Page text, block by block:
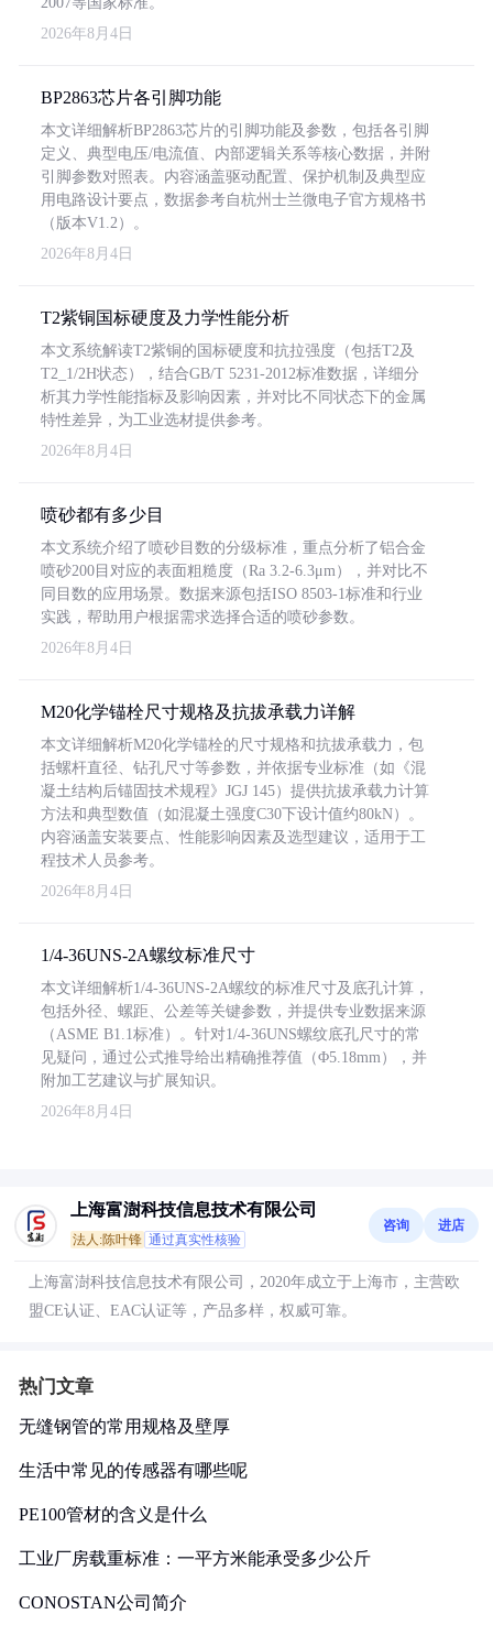
2026年8月4日
BP2863芯片各引脚功能
本文详细解析BP2863芯片的引脚功能及参数，包括各引脚
定义、典型电压/电流值、内部逻辑关系等核心数据，并附
引脚参数对照表。内容涵盖驱动配置、保护机制及典型应
用电路设计要点，数据参考自杭州士兰微电子官方规格书
（版本V1.2）。
2026年8月4日
T2紫铜国标硬度及力学性能分析
本文系统解读T2紫铜的国标硬度和抗拉强度（包括T2及
T2_1/2H状态），结合GB/T 5231-2012标准数据，详细分
析其力学性能指标及影响因素，并对比不同状态下的金属
特性差异，为工业选材提供参考。
2026年8月4日
喷砂都有多少目
本文系统介绍了喷砂目数的分级标准，重点分析了铝合金
喷砂200目对应的表面粗糙度（Ra 3.2-6.3μm），并对比不
同目数的应用场景。数据来源包括ISO 8503-1标准和行业
实践，帮助用户根据需求选择合适的喷砂参数。
2026年8月4日
M20化学锚栓尺寸规格及抗拔承载力详解
本文详细解析M20化学锚栓的尺寸规格和抗拔承载力，包
括螺杆直径、钻孔尺寸等参数，并依据专业标准（如《混
凝土结构后锚固技术规程》JGJ 145）提供抗拔承载力计算
方法和典型数值（如混凝土强度C30下设计值约80kN）。
内容涵盖安装要点、性能影响因素及选型建议，适用于工
程技术人员参考。
2026年8月4日
1/4-36UNS-2A螺纹标准尺寸
本文详细解析1/4-36UNS-2A螺纹的标准尺寸及底孔计算，
包括外径、螺距、公差等关键参数，并提供专业数据来源
（ASME B1.1标准）。针对1/4-36UNS螺纹底孔尺寸的常
见疑问，通过公式推导给出精确推荐值（Φ5.18mm），并
附加工艺建议与扩展知识。
2026年8月4日
上海富澍科技信息技术有限公司
法人:陈叶锋 通过真实性核验
咨询 进店
上海富澍科技信息技术有限公司，2020年成立于上海市，主营欧
盟CE认证、EAC认证等，产品多样，权威可靠。
热门文章
无缝钢管的常用规格及壁厚
生活中常见的传感器有哪些呢
PE100管材的含义是什么
工业厂房载重标准：一平方米能承受多少公斤
CONOSTAN公司简介